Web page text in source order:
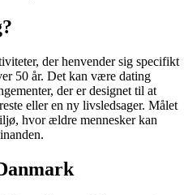
der henvender sig specifikt
50 år. Det kan være dating
der er designet til at
eller en ny livsledsager. Målet
hvor ældre mennesker kan